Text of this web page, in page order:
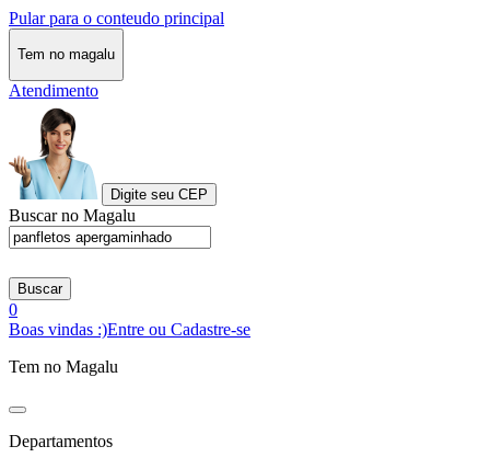
Pular para o conteudo principal
Tem no magalu
Atendimento
Digite seu CEP
Buscar no Magalu
Buscar
0
Boas vindas :)Entre ou Cadastre-se
Tem no Magalu
Departamentos